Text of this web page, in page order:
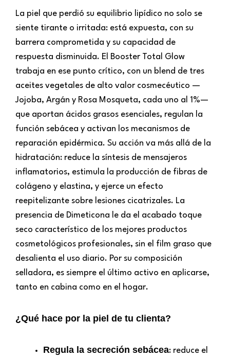
La piel que perdió su equilibrio lipídico no solo se
siente tirante o irritada: está expuesta, con su
barrera comprometida y su capacidad de
respuesta disminuida. El Booster Total Glow
trabaja en ese punto crítico, con un blend de tres
aceites vegetales de alto valor cosmecéutico —
Jojoba, Argán y Rosa Mosqueta, cada uno al 1%—
que aportan ácidos grasos esenciales, regulan la
función sebácea y activan los mecanismos de
reparación epidérmica. Su acción va más allá de la
hidratación: reduce la síntesis de mensajeros
inflamatorios, estimula la producción de fibras de
colágeno y elastina, y ejerce un efecto
reepitelizante sobre lesiones cicatrizales. La
presencia de Dimeticona le da el acabado toque
seco característico de los mejores productos
cosmetológicos profesionales, sin el film graso que
desalienta el uso diario. Por su composición
selladora, es siempre el último activo en aplicarse,
tanto en cabina como en el hogar.
¿Qué hace por la piel de tu clienta?
Regula la secreción sebácea: reduce el